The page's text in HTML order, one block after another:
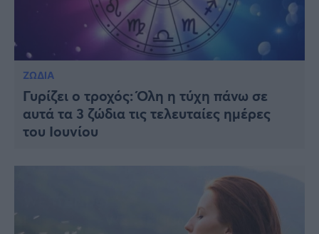
ΖΩΔΙΑ
Γυρίζει ο τροχός: Όλη η τύχη πάνω σε
αυτά τα 3 ζώδια τις τελευταίες ημέρες
του Ιουνίου